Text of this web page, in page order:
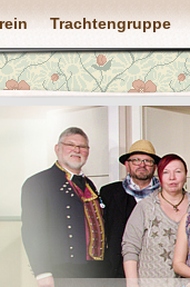
Trachtengruppe